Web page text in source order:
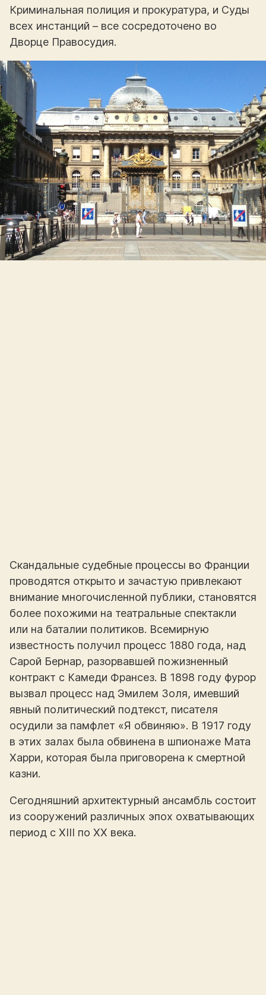
Криминальная полиция и прокуратура, и Суды
всех инстанций – все сосредоточено во
Дворце Правосудия.
Скандальные судебные процессы во Франции
проводятся открыто и зачастую привлекают
внимание многочисленной публики, становятся
более похожими на театральные спектакли
или на баталии политиков. Всемирную
известность получил процесс 1880 года, над
Сарой Бернар, разорвавшей пожизненный
контракт с Камеди Франсез. В 1898 году фурор
вызвал процесс над Эмилем Золя, имевший
явный политический подтекст, писателя
осудили за памфлет «Я обвиняю». В 1917 году
в этих залах была обвинена в шпионаже Мата
Харри, которая была приговорена к смертной
казни.
Сегодняшний архитектурный ансамбль состоит
из сооружений различных эпох охватывающих
период с XIII по XX века.